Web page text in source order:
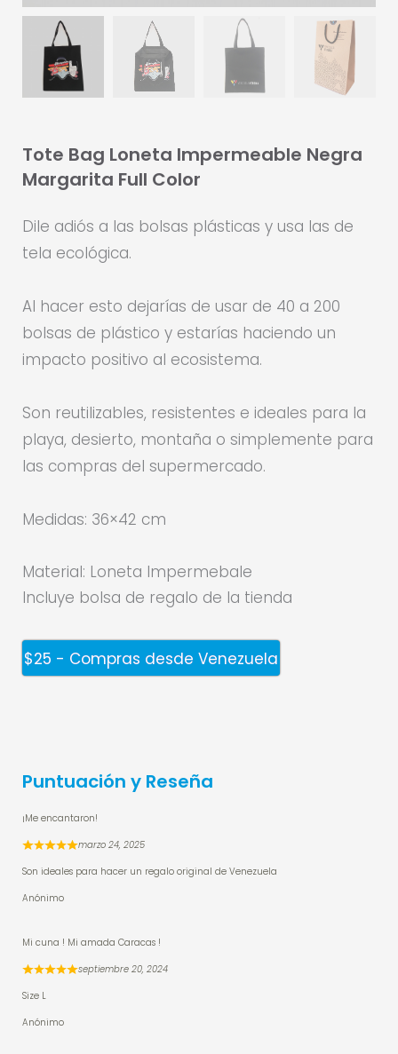
Tote Bag Loneta Impermeable Negra
Margarita Full Color
Dile adiós a las bolsas plásticas y usa las de
tela ecológica.
Al hacer esto dejarías de usar de 40 a 200
bolsas de plástico y estarías haciendo un
impacto positivo al ecosistema.
Son reutilizables, resistentes e ideales para la
playa, desierto, montaña o simplemente para
las compras del supermercado.
Medidas: 36×42 cm
Material: Loneta Impermebale
Incluye bolsa de regalo de la tienda
$25 - Compras desde Venezuela
Puntuación y Reseña
¡Me encantaron!
marzo 24, 2025
Son ideales para hacer un regalo original de Venezuela
Anónimo
Mi cuna ! Mi amada Caracas !
septiembre 20, 2024
Size L
Anónimo